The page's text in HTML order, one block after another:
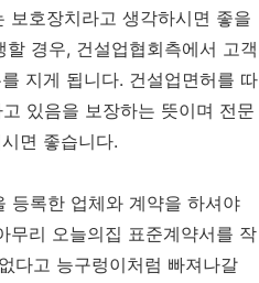
보호장치라고 생각하시면 좋을
경우, 건설업협회측에서 고객
지게 됩니다. 건설업면허를 따
있음을 보장하는 뜻이며 전문
면 좋습니다.
등록한 업체와 계약을 하셔야
무리 오늘의집 표준계약서를 작
다고 능구렁이처럼 빠져나갈